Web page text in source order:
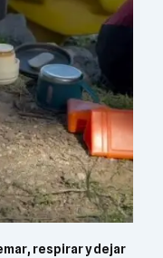
respirar y dejar